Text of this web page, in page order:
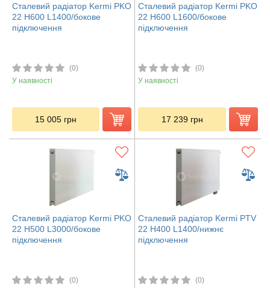
Сталевий радіатор Kermi PKO
22 H600 L1400/бокове
підключення
(0)
У наявності
15 005 грн
Сталевий радіатор Kermi PKO
22 H600 L1600/бокове
підключення
(0)
У наявності
17 239 грн
Сталевий радіатор Kermi PKO
22 H500 L3000/бокове
підключення
(0)
Сталевий радіатор Kermi PTV
22 H400 L1400/нижнє
підключення
(0)